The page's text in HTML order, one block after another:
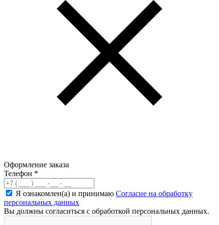
Оформление заказа
Телефон *
Я ознакомлен(а) и принимаю Согласие на обработку
персональных данных
Вы должны согласиться с обработкой персональных данных.